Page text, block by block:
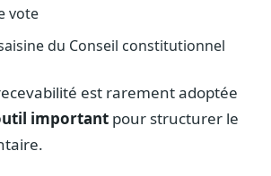
vote
du Conseil constitutionnel
est rarement adoptée
important pour structurer le